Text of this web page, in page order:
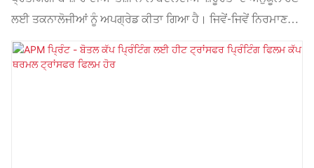
ਲਈ ਤਕਨਾਲੋਜੀਆਂ ਨੂੰ ਅਪਗ੍ਰੇਡ ਕੀਤਾ ਗਿਆ ਹੈ। ਜਿਵੇਂ-ਜਿਵੇਂ ਨਿਰਮਾਣ
ਤਕਨਾਲੋਜੀਆਂ ਅੱਗੇ ਵਧਦੀਆਂ ਹਨ, ਤਿਆਰ ਯੂਵੀ ਕਿਊਰ ਮੈਟਲ ਲੈਂਪ ਦੀ
ਕਾਰਗੁਜ਼ਾਰੀ ਵਿੱਚ ਬਹੁਤ ਸੁਧਾਰ ਹੋਇਆ ਹੈ। ਇਸਦਾ ਅਲਟਰਾਵਾਇਲਟ